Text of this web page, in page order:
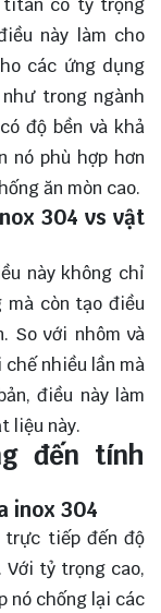
titan có tỷ trọng
này làm cho
các ứng dụng
trong ngành
độ bền và khả
nó phù hợp hơn
ăn mòn cao.
304 vs vật
này không chỉ
còn tạo điều
So với nhôm và
nhiều lần mà
điều này làm
liệu này.
đến tính
inox 304
trực tiếp đến độ
Với tỷ trọng cao,
nó chống lại các